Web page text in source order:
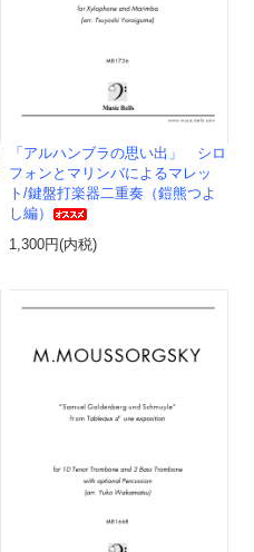
「アルハンブラの思い出」 シロ
フォンとマリンバによるマレッ
ト/鍵盤打楽器二重奏（鎧熊つよ
し編）
1,300円(内税)